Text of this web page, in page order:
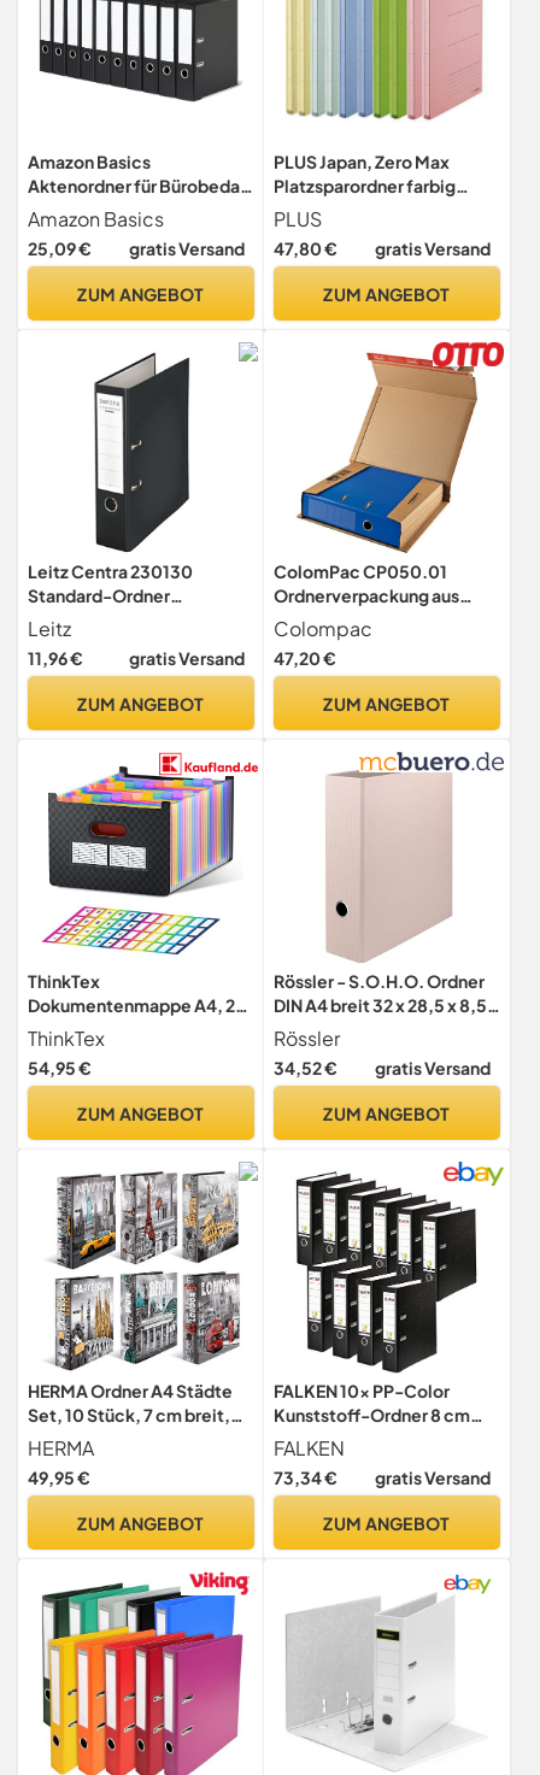
Amazon Basics
Aktenordner für Bürobedarf
und Archivierung, 10er-
Pack, A4-Format, 2-Ring-
Ordner mit Beschriftbaren
Amazon Basics
25,09 € gratis Versand
ZUM ANGEBOT
PLUS Japan, Zero Max
Platzsparordner farbig
sortiert, 10er Pack (1 x 10
Ordner)
PLUS
47,80 € gratis Versand
ZUM ANGEBOT
Leitz Centra 230130
Standard-Ordner
(grauappe RC, mit PP-Folie
kaschiert, A4, 8 cm
Rückenbreite, Chromos)
Leitz
11,96 € gratis Versand
ZUM ANGEBOT
ColomPac CP050.01
Ordnerverpackung aus
Wellpappe mit
Selbstklebeverschluss und
Aufreissfaden, braun
Colompac
47,20 €
ZUM ANGEBOT
ThinkTex
Dokumentenmappe A4, 26
Fächer Fächermappe,
Aufrecht und Oben Offen,
A-Z-Registerkarten mit
Letter-/A4-Format für
ThinkTex
54,95 €
ZUM ANGEBOT
Rössler - S.O.H.O. Ordner
DIN A4 breit 32 x 28,5 x 8,5
cm Powder
Rössler
34,52 € gratis Versand
ZUM ANGEBOT
HERMA Ordner A4 Städte
Set, 10 Stück, 7 cm breit,
Kinder Ringordner mit
Motiv, bunter Aktenordner
mit Innendruck für Jungen
HERMA
49,95 €
ZUM ANGEBOT
FALKEN 10x PP-Color
Kunststoff-Ordner 8 cm
breit DIN A4 schwarz
FALKEN
73,34 € gratis Versand
ZUM ANGEBOT